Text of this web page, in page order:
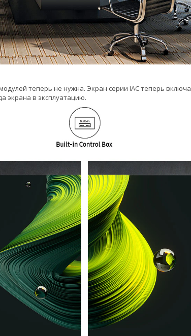
теперь не нужна. Экран серии IAC теперь
экрана в эксплуатацию.